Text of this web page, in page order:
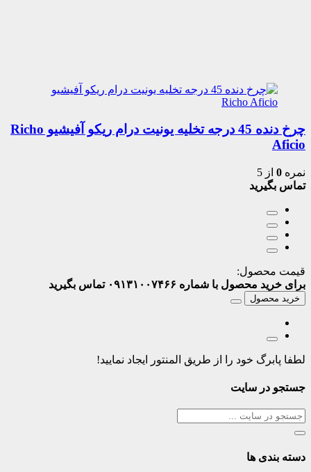
چرخ دنده 45 درجه تخلیه یونیت درام ریکو آفیشیو Richo
Aficio
نمره 0 از 5
تماس بگیرید
قیمت محصول:
برای خرید محصول با شماره ۰۹۱۳۱۰۰۷۴۶۶ تماس بگیرید
خرید محصول
لطفا پابرگ خود را از طریق المنتور ایجاد نمایید!
جستجو در سایت
دسته بندی ها